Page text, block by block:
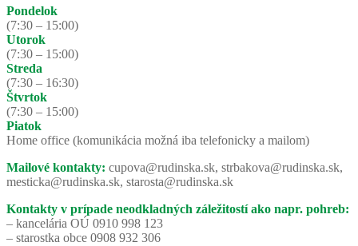
Pondelok
(7:30 – 15:00)
Utorok
(7:30 – 15:00)
Streda
(7:30 – 16:30)
Štvrtok
(7:30 – 15:00)
Piatok
Home office (komunikácia možná iba telefonicky a mailom)
Mailové kontakty: cupova@rudinska.sk, strbakova@rudinska.sk,
mesticka@rudinska.sk, starosta@rudinska.sk
Kontakty v prípade neodkladných záležitostí ako napr. pohreb:
– kancelária OÚ 0910 998 123
– starostka obce 0908 932 306